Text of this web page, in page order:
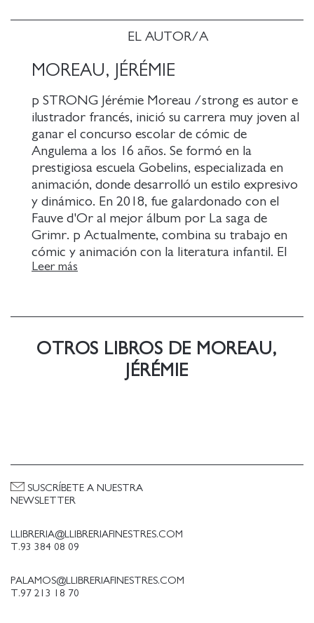
EL AUTOR/A
MOREAU, JÉRÉMIE
p STRONG Jérémie Moreau /strong es autor e
ilustrador francés, inició su carrera muy joven al
ganar el concurso escolar de cómic de
Angulema a los 16 años. Se formó en la
prestigiosa escuela Gobelins, especializada en
animación, donde desarrolló un estilo expresivo
y dinámico. En 2018, fue galardonado con el
Fauve d'Or al mejor álbum por La saga de
Grimr. p Actualmente, combina su trabajo en
cómic y animación con la literatura infantil. El
rincón de Bruno destaca como un proyecto
Leer más
OTROS LIBROS DE MOREAU,
JÉRÉMIE
LLIBRERIA@LLIBRERIAFINESTRES.COM
T.93 384 08 09
PALAMOS@LLIBRERIAFINESTRES.COM
T.97 213 18 70
SUSCRÍBETE A NUESTRA
NEWSLETTER